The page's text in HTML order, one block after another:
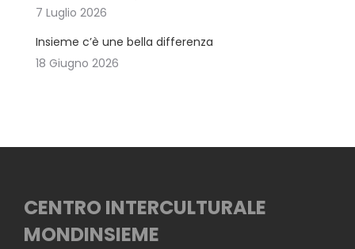
7 Luglio 2026
Insieme c’è une bella differenza
18 Giugno 2026
CENTRO INTERCULTURALE
MONDINSIEME